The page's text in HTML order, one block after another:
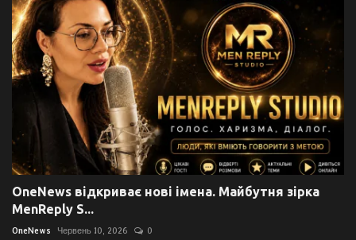
OneNews відкриває нові імена. Майбутня зірка
MenReply S...
OneNews Червень 10, 2026 0